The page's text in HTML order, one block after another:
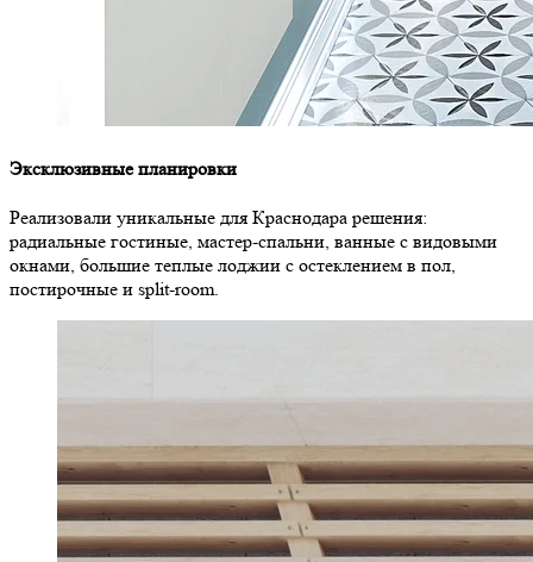
Эксклюзивные планировки
Реализовали уникальные для Краснодара решения:
радиальные гостиные, мастер-спальни, ванные с видовыми
окнами, большие теплые лоджии с остеклением в пол,
постирочные и split-room.